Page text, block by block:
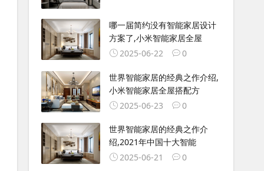
哪一届简约没有智能家居设计
方案了,小米智能家居全屋
2025-06-22
0
世界智能家居的经典之作介绍,
小米智能家居全屋搭配方
2025-06-23
0
世界智能家居的经典之作介
绍,2021年中国十大智能
2025-06-21
0